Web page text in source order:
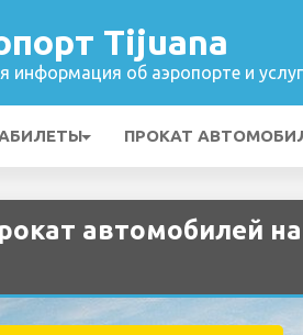
Tijuana
информация об аэропорте и
ПРОКАТ
автомобилей